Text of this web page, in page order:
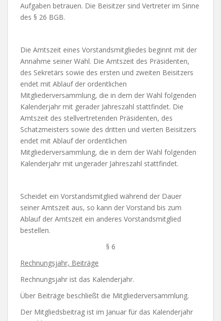
Aufgaben betrauen. Die Beisitzer sind Vertreter im Sinne
des § 26 BGB.
Die Amtszeit eines Vorstandsmitgliedes beginnt mit der
Annahme seiner Wahl. Die Amtszeit des Präsidenten,
des Sekretärs sowie des ersten und zweiten Beisitzers
endet mit Ablauf der ordentlichen
Mitgliederversammlung, die in dem der Wahl folgenden
Kalenderjahr mit gerader Jahreszahl stattfindet. Die
Amtszeit des stellvertretenden Präsidenten, des
Schatzmeisters sowie des dritten und vierten Beisitzers
endet mit Ablauf der ordentlichen
Mitgliederversammlung, die in dem der Wahl folgenden
Kalenderjahr mit ungerader Jahreszahl stattfindet.
Scheidet ein Vorstandsmitglied während der Dauer
seiner Amtszeit aus, so kann der Vorstand bis zum
Ablauf der Amtszeit ein anderes Vorstandsmitglied
bestellen.
§ 6
Rechnungsjahr, Beiträge
Rechnungsjahr ist das Kalenderjahr.
Über Beiträge beschließt die Mitgliederversammlung.
Der Mitgliedsbeitrag ist im Januar für das Kalenderjahr